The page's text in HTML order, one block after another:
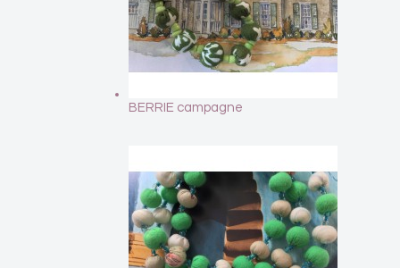
BERRIE campagne